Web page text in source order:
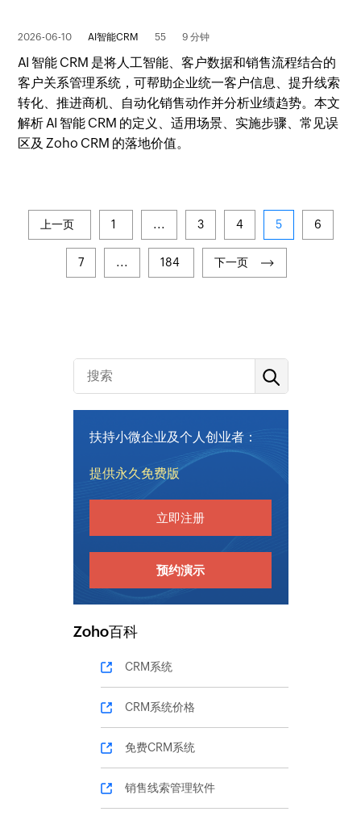
2026-06-10 AI智能CRM 55 9 分钟
AI 智能 CRM 是将人工智能、客户数据和销售流程结合的
客户关系管理系统，可帮助企业统一客户信息、提升线索
转化、推进商机、自动化销售动作并分析业绩趋势。本文
解析 AI 智能 CRM 的定义、适用场景、实施步骤、常见误
区及 Zoho CRM 的落地价值。
上一页 1 ... 3 4 5 6
7 ... 184 下一页
扶持小微企业及个人创业者：
提供永久免费版
立即注册
预约演示
Zoho百科
CRM系统
CRM系统价格
免费CRM系统
销售线索管理软件